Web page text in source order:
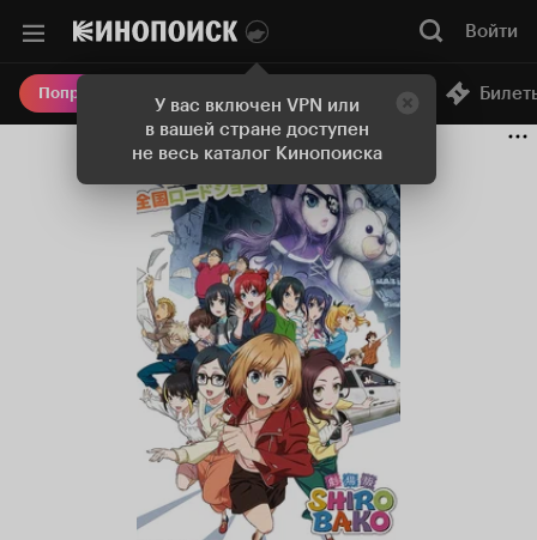
У вас включен VPN или
в вашей стране доступен
не весь каталог Кинопоиска
Войти
Попробовать Плюс Онлайн-кинотеатр